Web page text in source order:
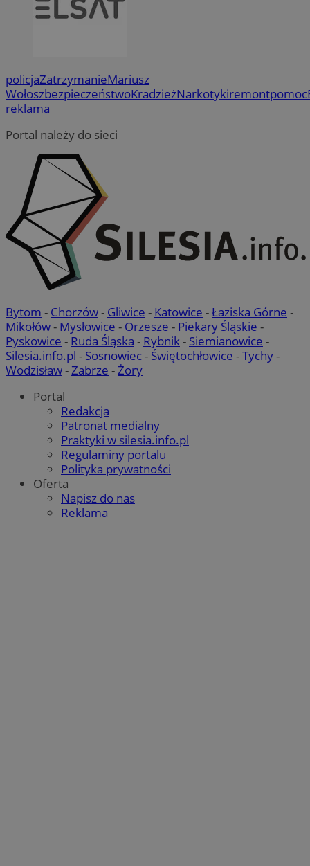
policjaZatrzymanieMariusz
WołoszbezpieczeństwoKradzieżNarkotykiremontpomoc
reklama
Portal należy do sieci
Bytom - Chorzów- Gliwice - Katowice -Łaziska Górne -
Mikołów- Mysłowice - Orzesze - Piekary Śląskie -
Pyskowice - Ruda Śląska - Rybnik- Siemianowice -
Silesia.info.pl - Sosnowiec- Świętochłowice -Tychy-
Wodzisław-Zabrze -Żory
Portal
Redakcja
Patronat medialny
Praktyki w silesia.info.pl
Regulaminy portalu
Polityka prywatności
Oferta
Napisz do nas
Reklama